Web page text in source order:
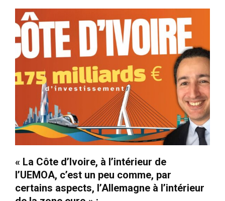
« La Côte d’Ivoire, à l’intérieur de
l’UEMOA, c’est un peu comme, par
certains aspects, l’Allemagne à l’intérieur